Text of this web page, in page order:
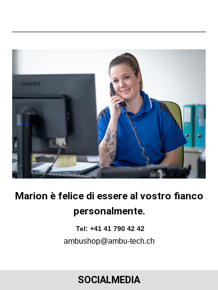
Marion è felice di essere al vostro fianco
personalmente.
Tel: +41 41 790 42 42
ambushop@ambu-tech.ch
SOCIALMEDIA